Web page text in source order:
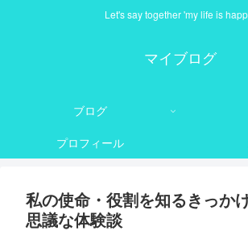
Let's say together 'my life is
マイブログ
ブログ
プロフィール
私の使命・役割を知るきっか
思議な体験談